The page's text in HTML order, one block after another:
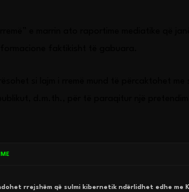
rrejshëm që sulmi kibernetik ndërlidhet edhe me